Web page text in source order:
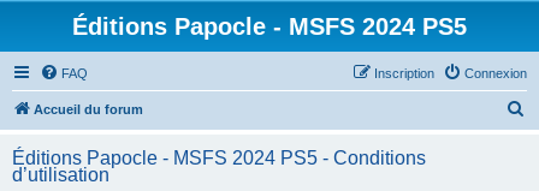
Éditions Papocle - MSFS 2024 PS5
FAQ Connexion
Inscription
Accueil du forum
Éditions Papocle - MSFS 2024 PS5 - Conditions
d’utilisation